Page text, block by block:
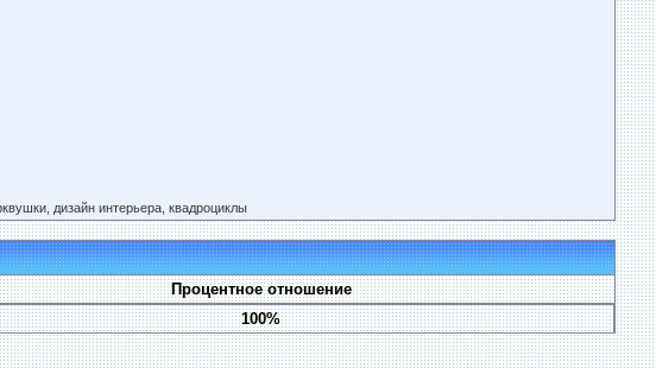
дизайн интерьера, квадроциклы
Процентное отношение
100%